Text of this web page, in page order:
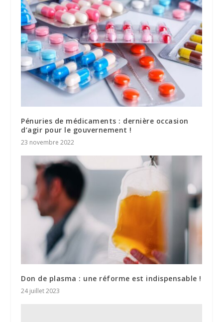
Pénuries de médicaments : dernière occasion
d’agir pour le gouvernement !
23 novembre 2022
Don de plasma : une réforme est indispensable !
24 juillet 2023